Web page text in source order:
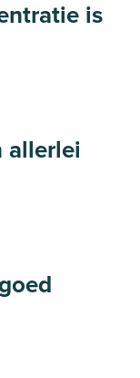
is
allerlei